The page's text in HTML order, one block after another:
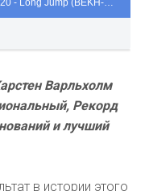
Варльхолм
Рекорд
и лучший
в истории этого